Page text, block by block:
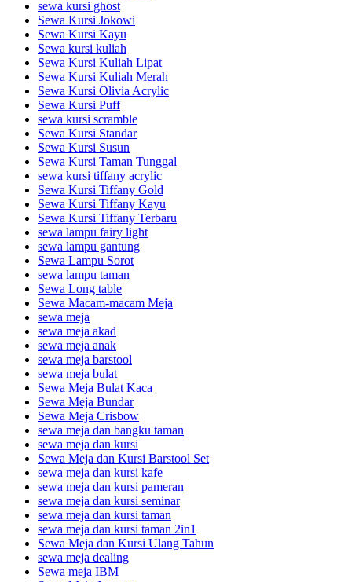
sewa kursi ghost
Sewa Kursi Jokowi
Sewa Kursi Kayu
Sewa kursi kuliah
Sewa Kursi Kuliah Lipat
Sewa Kursi Kuliah Merah
Sewa Kursi Olivia Acrylic
Sewa Kursi Puff
sewa kursi scramble
Sewa Kursi Standar
Sewa Kursi Susun
Sewa Kursi Taman Tunggal
sewa kursi tiffany acrylic
Sewa Kursi Tiffany Gold
Sewa Kursi Tiffany Kayu
Sewa Kursi Tiffany Terbaru
sewa lampu fairy light
sewa lampu gantung
Sewa Lampu Sorot
sewa lampu taman
Sewa Long table
Sewa Macam-macam Meja
sewa meja
sewa meja akad
sewa meja anak
sewa meja barstool
sewa meja bulat
Sewa Meja Bulat Kaca
Sewa Meja Bundar
Sewa Meja Crisbow
sewa meja dan bangku taman
sewa meja dan kursi
Sewa Meja dan Kursi Barstool Set
sewa meja dan kursi kafe
sewa meja dan kursi pameran
sewa meja dan kursi seminar
sewa meja dan kursi taman
sewa meja dan kursi taman 2in1
Sewa Meja dan Kursi Ulang Tahun
sewa meja dealing
Sewa meja IBM